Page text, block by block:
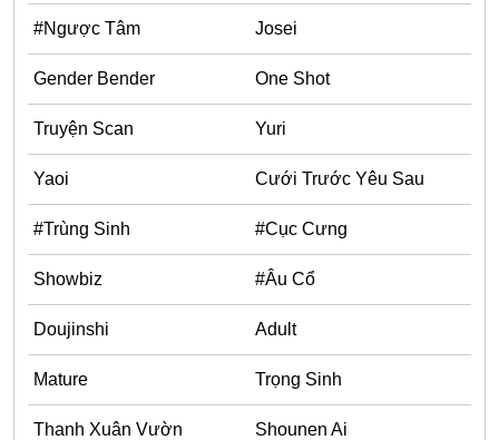
#Sủng Ngọt
Harem
Ecchi
Huyền Huyễn
Isekai
#Chiếm Hữu Mạnh Mẽ
#Ngược Tâm Josei
Gender Bender One Shot
Truyện Scan Yuri
Yaoi Cưới Trước Yêu Sau
#Trùng Sinh #Cục Cưng
Showbiz #Âu Cổ
Doujinshi Adult
Mature Trọng Sinh
Thanh Xuân Vườn
Shounen Ai